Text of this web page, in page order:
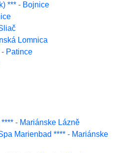
*** - Bojnice
Lomnica
- Patince
- Mariánske Lázně
Marienbad **** - Mariánske